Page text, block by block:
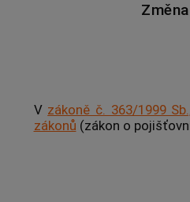
V zákoně č. 363/1999
zákonů (zákon o